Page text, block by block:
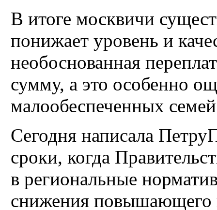
В итоге москвичи
понижает уровень и
необоснованная
сумму, а это особенно
малообеспеченных
Сегодня написала
сроки, когда
в региональные
снижения повышающего